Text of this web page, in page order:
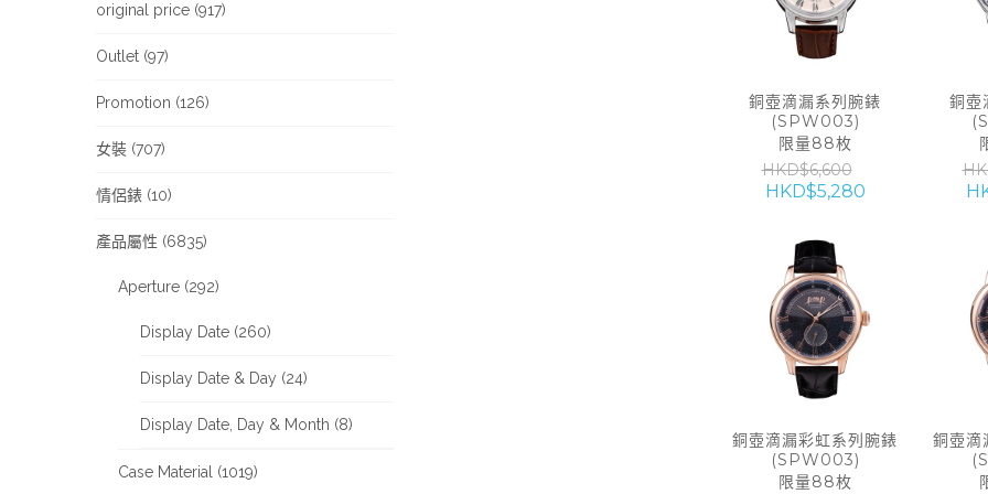
original price (917)
Outlet (97)
Promotion (126)
女裝 (707)
情侶錶 (10)
產品屬性 (6835)
Aperture (292)
Display Date (260)
Display Date & Day (24)
Display Date, Day & Month (8)
Case Material (1019)
銅壺滴漏系列腕錶
(SPW003)
限量88枚
HKD$6,600
HKD$5,280
銅壺
銅壺滴漏彩虹系列腕錶
(SPW003)
限量88枚
銅壺滴